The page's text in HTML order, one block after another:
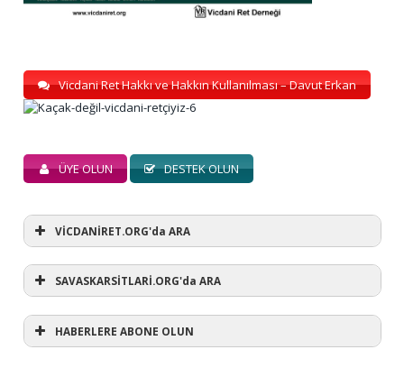
Vicdani Ret Hakkı ve Hakkın Kullanılması – Davut Erkan
ÜYE OLUN DESTEK OLUN
VİCDANİRET.ORG'da ARA
SAVASKARSİTLARİ.ORG'da ARA
HABERLERE ABONE OLUN